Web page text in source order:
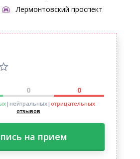
Лермонтовский проспект
0 0
|нейтральных| отрицательных
отзывов
на прием